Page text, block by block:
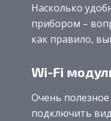
Насколько
прибором –
как правило,
Wi-Fi
Очень
подключить